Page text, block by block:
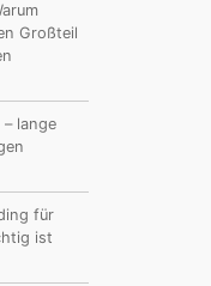
Großteil
lange
für
ist